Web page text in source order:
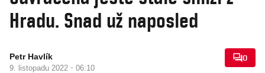
Hradu. Snad už naposled
Petr Havlík
9. listopadu 2022 · 06:10
0